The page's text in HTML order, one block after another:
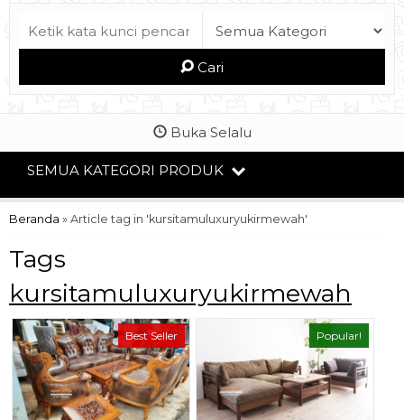
Cari
Buka Selalu
SEMUA KATEGORI PRODUK
Beranda » Article tag in 'kursitamuluxuryukirmewah'
Tags
kursitamuluxuryukirmewah
Best Seller Popular!